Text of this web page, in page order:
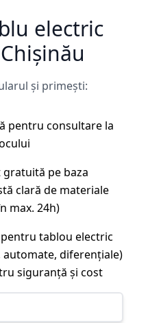
electric
și primești:
pentru consultare la
pe baza
clară de materiale
max. 24h)
tablou electric
diferențiale)
siguranță și cost